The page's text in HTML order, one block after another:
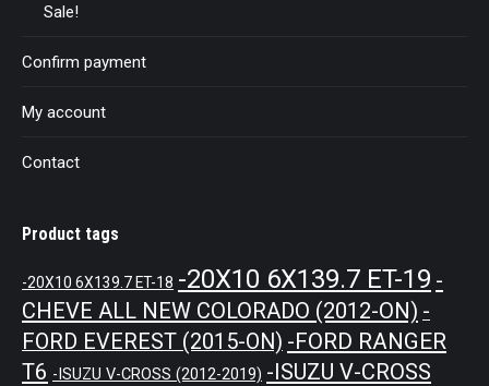
Sale!
Confirm payment
My account
Contact
Product tags
-20X10 6X139.7 ET-18 -20X10 6X139.7 ET-19 -
CHEVE ALL NEW COLORADO (2012-ON) -
FORD EVEREST (2015-ON) -FORD RANGER
T6 -ISUZU V-CROSS (2012-2019) -ISUZU V-CROSS